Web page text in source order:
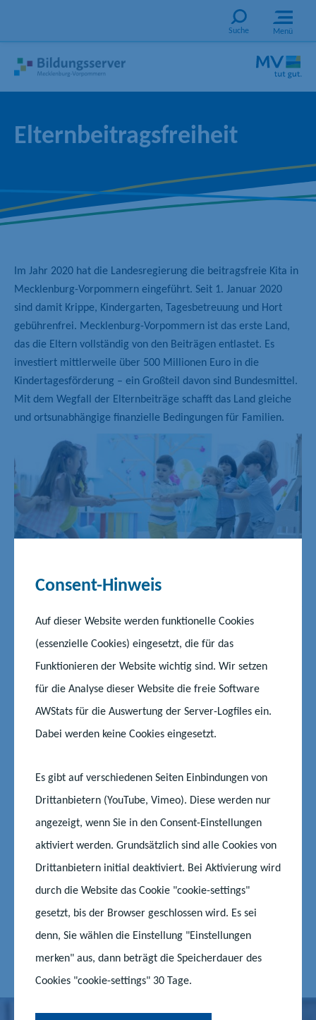
Consent-Hinweis
Auf dieser Website werden funktionelle Cookies
(essenzielle Cookies) eingesetzt, die für das
Funktionieren der Website wichtig sind. Wir setzen
für die Analyse dieser Website die freie Software
AWStats für die Auswertung der Server-Logfiles ein.
Dabei werden keine Cookies eingesetzt.
Es gibt auf verschiedenen Seiten Einbindungen von
Drittanbietern (YouTube, Vimeo). Diese werden nur
angezeigt, wenn Sie in den Consent-Einstellungen
aktiviert werden. Grundsätzlich sind alle Cookies von
Drittanbietern initial deaktiviert. Bei Aktivierung wird
durch die Website das Cookie "cookie-settings"
gesetzt, bis der Browser geschlossen wird. Es sei
denn, Sie wählen die Einstellung "Einstellungen
merken" aus, dann beträgt die Speicherdauer des
Cookies "cookie-settings" 30 Tage.
Suche Menü
Elternbeitragsfreiheit
Im Jahr 2020 hat die Landesregierung die beitragsfreie Kita in
Mecklenburg-Vorpommern eingeführt. Seit 1. Januar 2020
sind damit Krippe, Kindergarten, Tagesbetreuung und Hort
gebührenfrei. Mecklenburg-Vorpommern ist das erste Land,
das die Eltern vollständig von den Beiträgen entlastet. Es
investiert mittlerweile über 500 Millionen Euro in die
Kindertagesförderung – ein Großteil davon sind Bundesmittel.
Mit dem Wegfall der Elternbeiträge schafft das Land gleiche
und ortsunabhängige finanzielle Bedingungen für Familien.
Chancengerechtigkeit verbessert und Mobilität
erhöht
gleichzeitig die Chancengerechtigkeit verbessert. Die
Umstellung des Finanzierungssystems und die
Elternbeitragsfreiheit führen zugleich zu einer Verbesserung
des Wunsch- und Wahlrechts der Eltern bei der Auswahl der
Kindertageseinrichtung oder der Kindertagespflegeperson und
Mehrkosten mehr zahlen, wenn sie für ihr Kind eine
Kindertageseinrichtung oder eine Kindertagespflegeperson
außerhalb des Zuständigkeitsbereiches des örtlichen Trägers
der öffentlichen Jugendhilfe wählen.